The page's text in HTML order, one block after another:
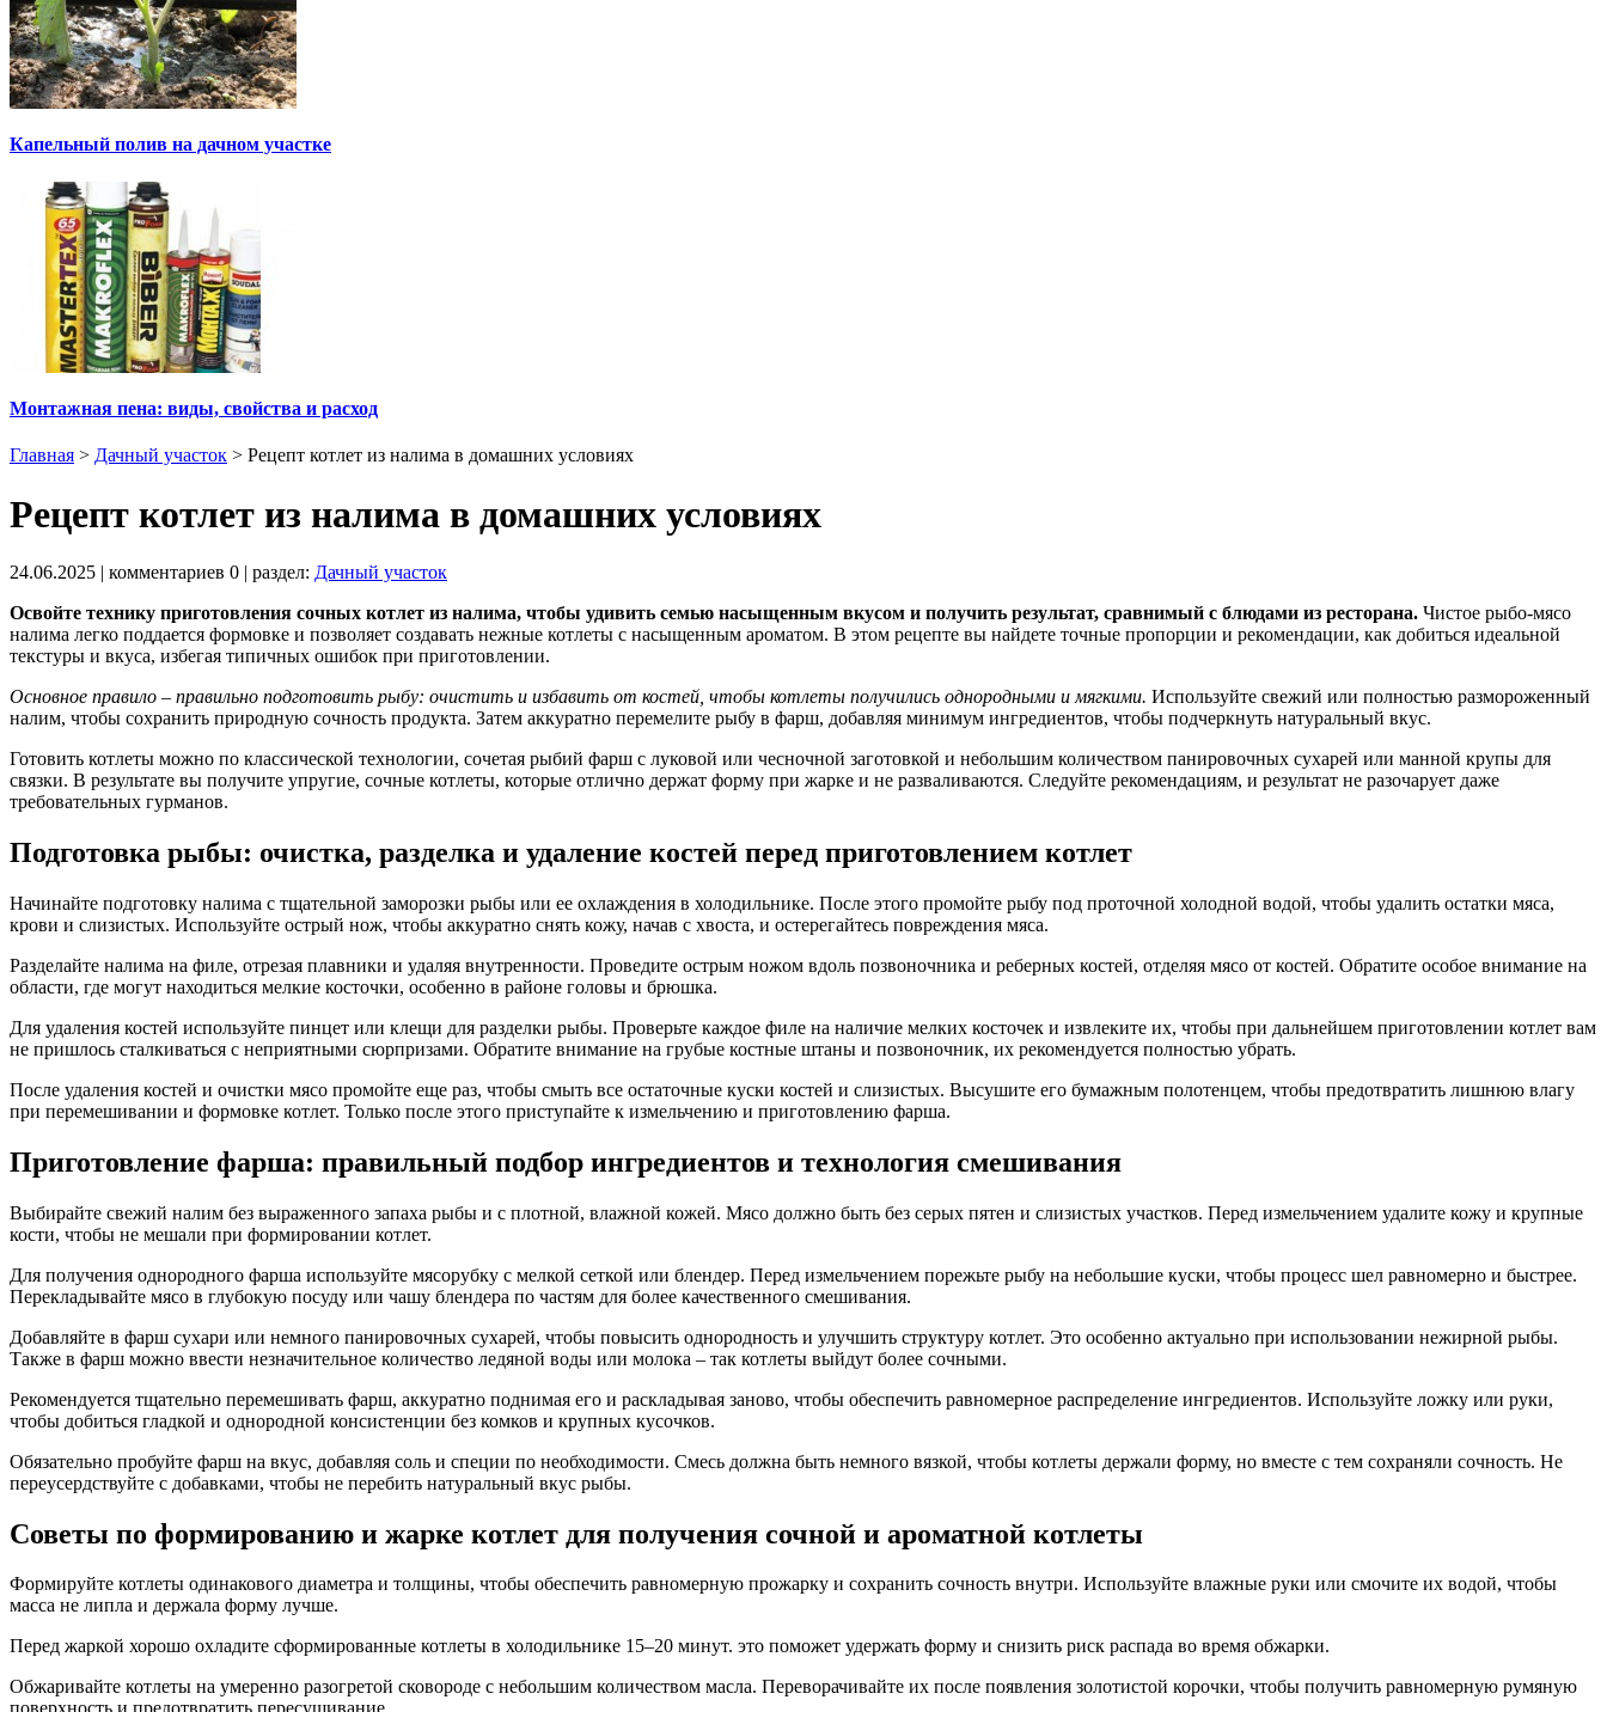
Капельный полив на дачном участке
Монтажная пена: виды, свойства и расход
Главная > Дачный участок > Рецепт котлет из налима в домашних условиях
Рецепт котлет из налима в домашних условиях
24.06.2025 | комментариев 0 | раздел: Дачный участок
Освойте технику приготовления сочных котлет из налима, чтобы удивить семью насыщенным вкусом и получить результат, сравнимый с блюдами из ресторана. Чистое рыбо-мясо
налима легко поддается формовке и позволяет создавать нежные котлеты с насыщенным ароматом. В этом рецепте вы найдете точные пропорции и рекомендации, как добиться идеальной
текстуры и вкуса, избегая типичных ошибок при приготовлении.
Основное правило – правильно подготовить рыбу: очистить и избавить от костей, чтобы котлеты получились однородными и мягкими. Используйте свежий или полностью размороженный
налим, чтобы сохранить природную сочность продукта. Затем аккуратно перемелите рыбу в фарш, добавляя минимум ингредиентов, чтобы подчеркнуть натуральный вкус.
Готовить котлеты можно по классической технологии, сочетая рыбий фарш с луковой или чесночной заготовкой и небольшим количеством панировочных сухарей или манной крупы для
связки. В результате вы получите упругие, сочные котлеты, которые отлично держат форму при жарке и не разваливаются. Следуйте рекомендациям, и результат не разочарует даже
требовательных гурманов.
Подготовка рыбы: очистка, разделка и удаление костей перед приготовлением котлет
Начинайте подготовку налима с тщательной заморозки рыбы или ее охлаждения в холодильнике. После этого промойте рыбу под проточной холодной водой, чтобы удалить остатки мяса,
крови и слизистых. Используйте острый нож, чтобы аккуратно снять кожу, начав с хвоста, и остерегайтесь повреждения мяса.
Разделайте налима на филе, отрезая плавники и удаляя внутренности. Проведите острым ножом вдоль позвоночника и реберных костей, отделяя мясо от костей. Обратите особое внимание на
области, где могут находиться мелкие косточки, особенно в районе головы и брюшка.
Для удаления костей используйте пинцет или клещи для разделки рыбы. Проверьте каждое филе на наличие мелких косточек и извлеките их, чтобы при дальнейшем приготовлении котлет вам
не пришлось сталкиваться с неприятными сюрпризами. Обратите внимание на грубые костные штаны и позвоночник, их рекомендуется полностью убрать.
После удаления костей и очистки мясо промойте еще раз, чтобы смыть все остаточные куски костей и слизистых. Высушите его бумажным полотенцем, чтобы предотвратить лишнюю влагу
при перемешивании и формовке котлет. Только после этого приступайте к измельчению и приготовлению фарша.
Приготовление фарша: правильный подбор ингредиентов и технология смешивания
Выбирайте свежий налим без выраженного запаха рыбы и с плотной, влажной кожей. Мясо должно быть без серых пятен и слизистых участков. Перед измельчением удалите кожу и крупные
кости, чтобы не мешали при формировании котлет.
Для получения однородного фарша используйте мясорубку с мелкой сеткой или блендер. Перед измельчением порежьте рыбу на небольшие куски, чтобы процесс шел равномерно и быстрее.
Перекладывайте мясо в глубокую посуду или чашу блендера по частям для более качественного смешивания.
Добавляйте в фарш сухари или немного панировочных сухарей, чтобы повысить однородность и улучшить структуру котлет. Это особенно актуально при использовании нежирной рыбы.
Также в фарш можно ввести незначительное количество ледяной воды или молока – так котлеты выйдут более сочными.
Рекомендуется тщательно перемешивать фарш, аккуратно поднимая его и раскладывая заново, чтобы обеспечить равномерное распределение ингредиентов. Используйте ложку или руки,
чтобы добиться гладкой и однородной консистенции без комков и крупных кусочков.
Обязательно пробуйте фарш на вкус, добавляя соль и специи по необходимости. Смесь должна быть немного вязкой, чтобы котлеты держали форму, но вместе с тем сохраняли сочность. Не
переусердствуйте с добавками, чтобы не перебить натуральный вкус рыбы.
Советы по формированию и жарке котлет для получения сочной и ароматной котлеты
Формируйте котлеты одинакового диаметра и толщины, чтобы обеспечить равномерную прожарку и сохранить сочность внутри. Используйте влажные руки или смочите их водой, чтобы
масса не липла и держала форму лучше.
Перед жаркой хорошо охладите сформированные котлеты в холодильнике 15–20 минут. это поможет удержать форму и снизить риск распада во время обжарки.
Обжаривайте котлеты на умеренно разогретой сковороде с небольшим количеством масла. Переворачивайте их после появления золотистой корочки, чтобы получить равномерную румяную